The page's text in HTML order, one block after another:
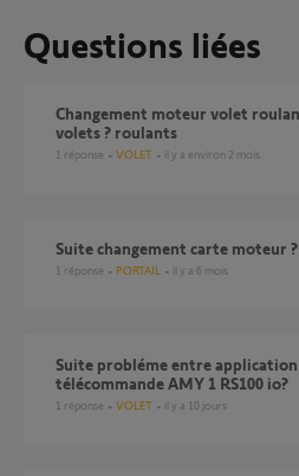
Questions liées
changement moteur volet roulant et telecommande 4
volets ? roulants
1 réponse VOLET il y a environ 2 mois
Suite changement carte moteur ?
1 réponse PORTAIL il y a 6 mois
Suite probléme entre application TAHOMA classic et
télécommande AMY 1 RS100 io?
1 réponse VOLET il y a 10 jours